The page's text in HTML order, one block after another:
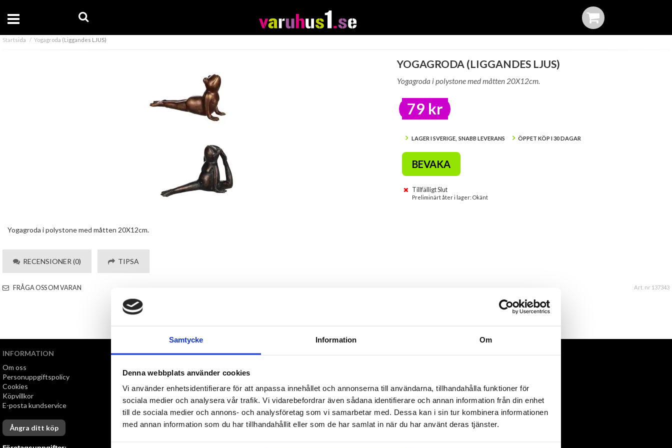
Samtycke Information Om
Denna webbplats använder cookies
Vi använder enhetsidentifierare för att anpassa innehållet och annonserna till användarna, tillhandahålla funktioner för
sociala medier och analysera vår trafik. Vi vidarebefordrar även sådana identifierare och annan information från din enhet
till de sociala medier och annons- och analysföretag som vi samarbetar med. Dessa kan i sin tur kombinera informationen
med annan information som du har tillhandahållit eller som de har samlat in när du har använt deras tjänster.
Startsida Yogagroda (Liggandes LJUS)
YOGAGRODA (LIGGANDES LJUS)
Yogagroda i polystone med måtten 20X12cm.
79 kr
LAGER I SVERIGE, SNABB LEVERANS ÖPPET KÖP I 30 DAGAR
BEVAKA
Tillfälligt Slut
Preliminärt åter i lager: Okänt
Yogagroda i polystone med måtten 20X12cm.
RECENSIONER (0) TIPSA
FRÅGA OSS OM VARAN Art. nr 137343
INFORMATION
Om oss
Personuppgiftspolicy
Cookies
Köpvillkor
E-posta kundservice
Ångra ditt köp
VI ERBJUDER
Öppet köp i 30 dagar
LEVERANS
Leverans med Postnord